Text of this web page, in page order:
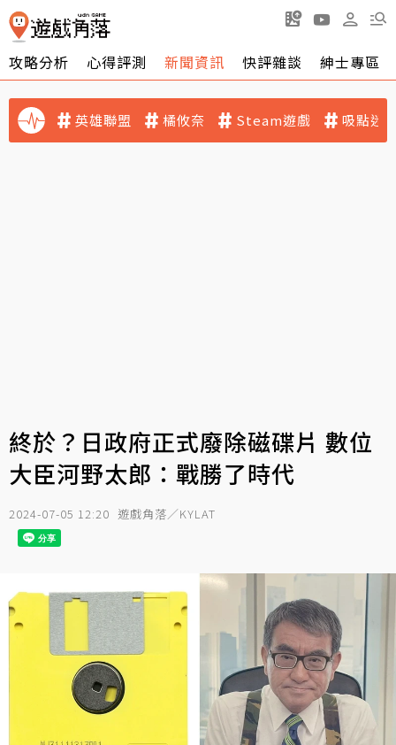
攻略分析 心得評測 新聞資訊 快評雜談 紳士專區
英雄聯盟 橘攸奈 Steam遊戲 吸點迷
終於？日政府正式廢除磁碟片 數位
大臣河野太郎：戰勝了時代
2024-07-05 12:20 遊戲角落／KYLAT